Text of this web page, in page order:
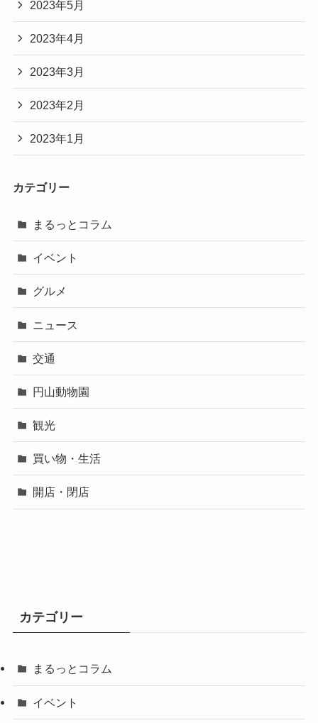
2023年5月
2023年4月
2023年3月
2023年2月
2023年1月
カテゴリー
まるっとコラム
イベント
グルメ
ニュース
交通
円山動物園
観光
買い物・生活
開店・閉店
カテゴリー
まるっとコラム
イベント